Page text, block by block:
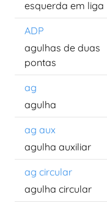
esquerda em liga
ADP
agulhas de duas
pontas
ag
agulha
ag aux
agulha auxiliar
ag circular
agulha circular